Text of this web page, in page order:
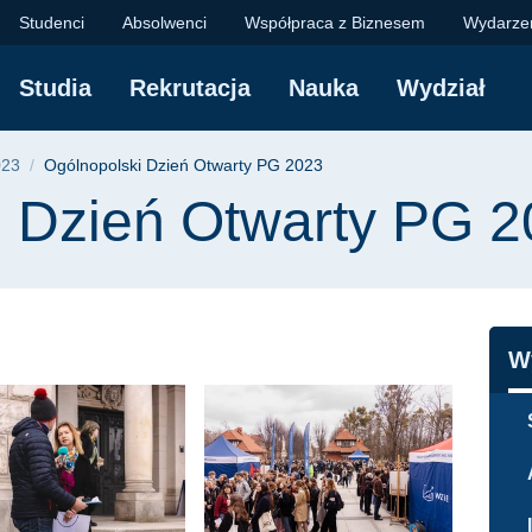
PG 2023 |
Studenci Absolwenci Współpraca z Biznesem
Studia Rekrutacja Nauka Wydział
Ogólnopolski Dzień Otwarty PG 2023
Otwarty PG